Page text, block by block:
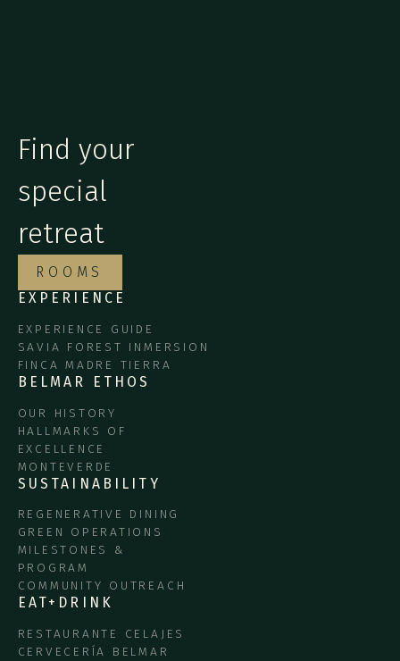
Find your
special
retreat
ROOMS
EXPERIENCE
EXPERIENCE GUIDE
SAVIA FOREST INMERSION
FINCA MADRE TIERRA
BELMAR ETHOS
OUR HISTORY
HALLMARKS OF
EXCELLENCE
MONTEVERDE
SUSTAINABILITY
REGENERATIVE DINING
GREEN OPERATIONS
MILESTONES &
PROGRAM
COMMUNITY OUTREACH
EAT+DRINK
RESTAURANTE CELAJES
CERVECERÍA BELMAR